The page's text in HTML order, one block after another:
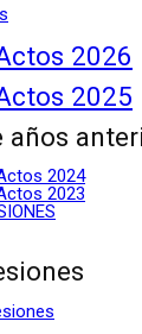
2026
2025
años
2024
2023